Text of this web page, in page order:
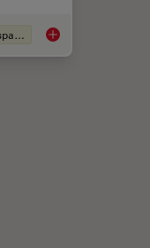
Imagerie multiplexée spatiale Understanding